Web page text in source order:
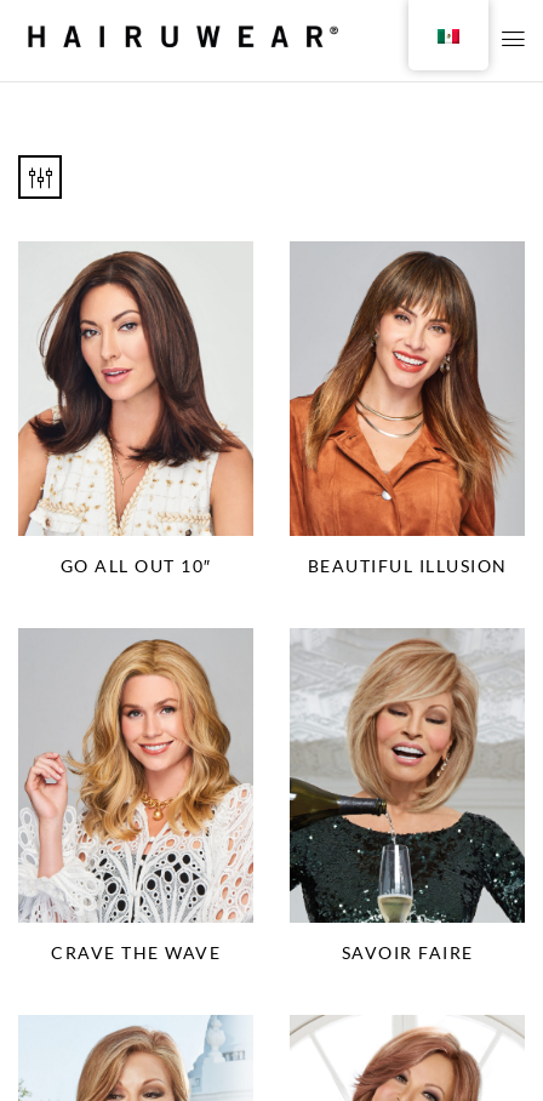
GO ALL OUT 10″ BEAUTIFUL ILLUSION
CRAVE THE WAVE SAVOIR FAIRE